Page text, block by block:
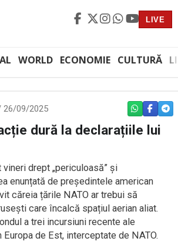
LIVE
WORLD ECONOMIE CULTURĂ
26/09/2025 WHATSAPP
dură la declarațiile lui
drept „periculoasă” și
enunțată de președintele american
căreia țările NATO ar trebui să
care încalcă spațiul aerian aliat.
a trei incursiuni recente ale
de Est, interceptate de NATO.